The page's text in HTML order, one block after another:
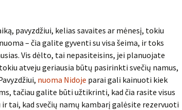
pavyzdžiui, kelias savaites ar mėnesį, tokiu
– čia galite gyventi su visa šeima, ir toks
Vis dėlto, tai nepasiteisins, jei planuojate
atveju geriausia būtų pasirinkti svečių namus,
nuoma Nidoje parai gali kainuoti kiek
tačiau galite būti užtikrinti, kad čia rasite visus
tai, kad svečių namų kambarį galėsite rezervuoti